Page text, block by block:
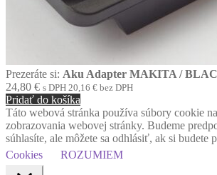
Prezeráte si: Aku Adapter MAKITA /
24,80 € s DPH 20,16 € bez DPH
Pridať do košíka
Táto webová stránka používa súbory cookie
zobrazovania webovej stránky. Budeme
súhlasíte, ale môžete sa odhlásiť, ak si budete
Cookies
ROZUMIEM